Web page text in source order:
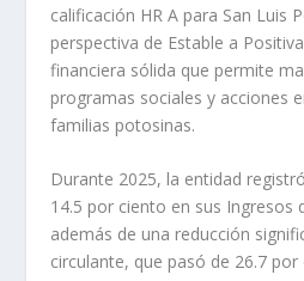
calificación HR A para San Luis
perspectiva de Estable a
financiera sólida que permite
programas sociales y acciones
familias potosinas.
Durante 2025, la entidad
14.5 por ciento en sus Ingresos
además de una reducción
circulante, que pasó de 26.7